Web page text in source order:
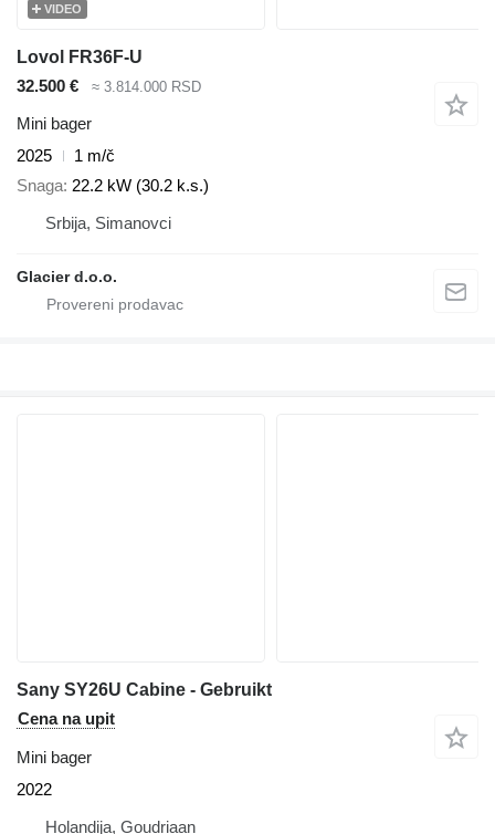
VIDEO
Lovol FR36F-U
32.500 €
≈ 3.814.000 RSD
Mini bager
2025
1 m/č
Snaga 22.2 kW (30.2 k.s.)
Srbija, Simanovci
Glacier d.o.o.
Sany SY26U Cabine - Gebruikt
Cena na upit
Mini bager
2022
Holandija, Goudriaan